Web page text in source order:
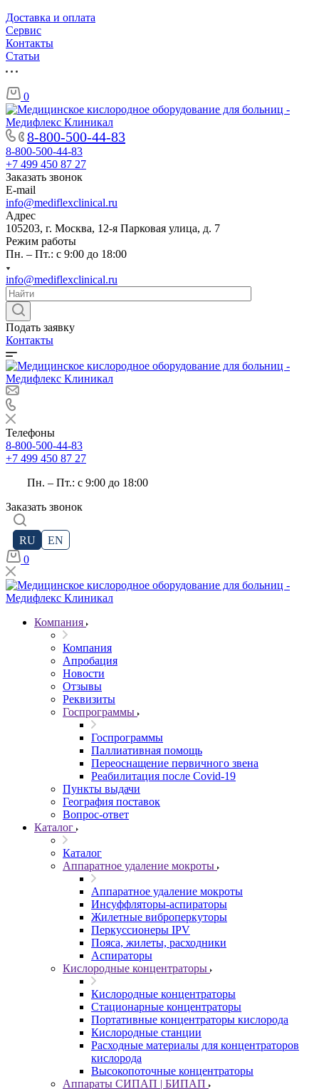
Доставка и оплата
Cервис
Контакты
Статьи
0
8-800-500-44-83
8-800-500-44-83
+7 499 450 87 27
Заказать звонок
E-mail
info@mediflexclinical.ru
Адрес
105203, г. Москва, 12-я Парковая улица, д. 7
Режим работы
Пн. – Пт.: с 9:00 до 18:00
info@mediflexclinical.ru
Подать заявку
Контакты
Телефоны
8-800-500-44-83
+7 499 450 87 27
Пн. – Пт.: с 9:00 до 18:00
Заказать звонок
RU
EN
0
Компания
Компания
Апробация
Новости
Отзывы
Реквизиты
Госпрограммы
Госпрограммы
Паллиативная помощь
Переоснащение первичного звена
Реабилитация после Covid-19
Пункты выдачи
География поставок
Вопрос-ответ
Каталог
Каталог
Аппаратное удаление мокроты
Аппаратное удаление мокроты
Инсуффляторы-аспираторы
Жилетные виброперкуторы
Перкуссионеры IPV
Пояса, жилеты, расходники
Аспираторы
Кислородные концентраторы
Кислородные концентраторы
Стационарные концентраторы
Портативные концентраторы кислорода
Кислородные станции
Расходные материалы для концентраторов
кислорода
Высокопоточные концентраторы
Аппараты СИПАП | БИПАП